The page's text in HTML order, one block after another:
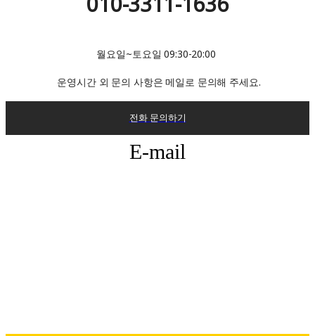
월요일~토요일 09:30-20:00
운영시간 외 문의 사항은 메일로 문의해 주세요.
전화 문의하기
E-mail